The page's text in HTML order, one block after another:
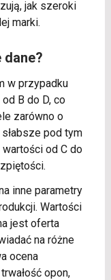
jak szeroki
marki.
w przypadku
B do D, co
zarówno o
pod tym
od C do
inne parametry
Wartości
jest oferta
na różne
ocena
opon,